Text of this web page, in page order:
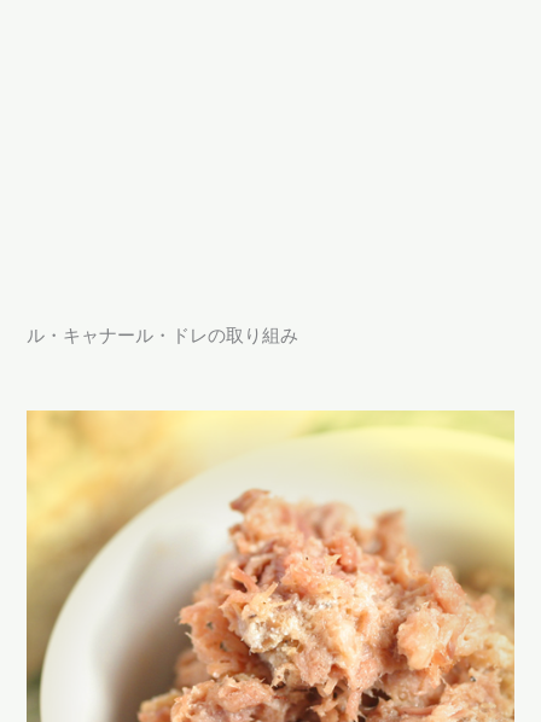
ル・キャナール・ドレの取り組み